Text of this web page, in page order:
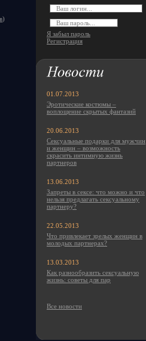
)
Я забыл пароль
Регистрация
01.07.2013
Эротические костюмы –
воплощение скрытых фантазий
20.06.2013
Сексуальные подарки для мужчин
и женщин – возможность
скрасить интимную жизнь
партнеров
13.06.2013
Запреты в сексе: что можно и что
нельзя предлагать сексуальному
партнеру?
22.05.2013
Что привлекает зрелых женщин в
молодых партнерах?
13.03.2013
Как разнообразить сексуальную
жизнь: советы для пар
Все новости